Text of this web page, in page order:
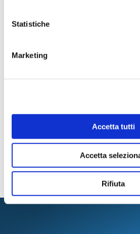
Statistiche
Marketing
Accetta tutti
Accetta
Rifiuta
Importo Liquidato: